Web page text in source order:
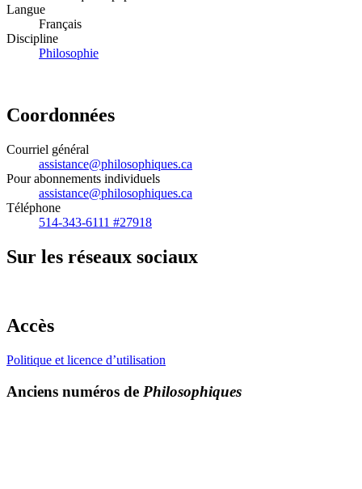
Langue
Français
Discipline
Philosophie
Coordonnées
Courriel général
assistance@philosophiques.ca
Pour abonnements individuels
assistance@philosophiques.ca
Téléphone
514-343-6111 #27918
Sur les réseaux sociaux
Accès
Politique et licence d’utilisation
Anciens numéros de Philosophiques